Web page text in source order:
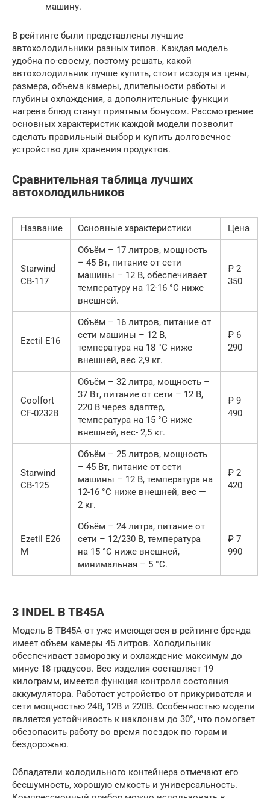
машину.
В рейтинге были представлены лучшие
автохолодильники разных типов. Каждая модель
удобна по-своему, поэтому решать, какой
автохолодильник лучше купить, стоит исходя из цены,
размера, объема камеры, длительности работы и
глубины охлаждения, а дополнительные функции
нагрева блюд станут приятным бонусом. Рассмотрение
основных характеристик каждой модели позволит
сделать правильный выбор и купить долговечное
устройство для хранения продуктов.
Сравнительная таблица лучших
автохолодильников
Название Основные характеристики Цена
Starwind
CB-117
Объём – 17 литров, мощность
– 45 Вт, питание от сети
машины – 12 В, обеспечивает
температуру на 12-16 °С ниже
внешней.
₽ 2
350
Ezetil E16
Объём – 16 литров, питание от
сети машины – 12 В,
температура на 18 °С ниже
внешней, вес 2,9 кг.
₽ 6
290
Coolfort
CF-0232B
Объём – 32 литра, мощность –
37 Вт, питание от сети – 12 В,
220 В через адаптер,
температура на 15 °С ниже
внешней, вес- 2,5 кг.
₽ 9
490
Starwind
CB-125
Объём – 25 литров, мощность
– 45 Вт, питание от сети
машины – 12 В, температура на
12-16 °С ниже внешней, вес —
2 кг.
₽ 2
420
Ezetil E26
M
Объём – 24 литра, питание от
сети – 12/230 В, температура
на 15 °С ниже внешней,
минимальная – 5 °С.
₽ 7
990
3 INDEL B TB45A
Модель B TB45A от уже имеющегося в рейтинге бренда
имеет объем камеры 45 литров. Холодильник
обеспечивает заморозку и охлаждение максимум до
минус 18 градусов. Вес изделия составляет 19
килограмм, имеется функция контроля состояния
аккумулятора. Работает устройство от прикуривателя и
сети мощностью 24В, 12В и 220В. Особенностью модели
является устойчивость к наклонам до 30°, что помогает
обезопасить работу во время поездок по горам и
бездорожью.
Обладатели холодильного контейнера отмечают его
бесшумность, хорошую емкость и универсальность.